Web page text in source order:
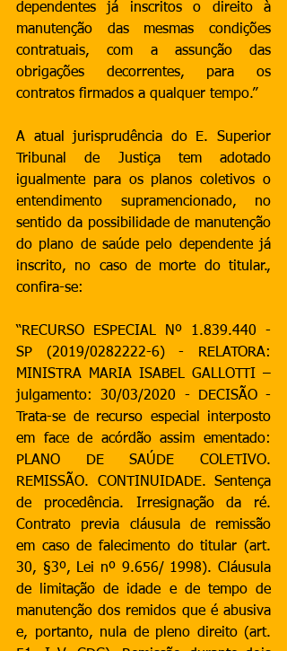
dependentes já inscritos o direito à
manutenção das mesmas condições
contratuais, com a assunção das
obrigações decorrentes, para os
contratos firmados a qualquer tempo.”
A atual jurisprudência do E. Superior
Tribunal de Justiça tem adotado
igualmente para os planos coletivos o
entendimento supramencionado, no
sentido da possibilidade de manutenção
do plano de saúde pelo dependente já
inscrito, no caso de morte do titular.,
confira-se:
“RECURSO ESPECIAL Nº 1.839.440 -
SP (2019/0282222-6) - RELATORA:
MINISTRA MARIA ISABEL GALLOTTI –
julgamento: 30/03/2020 - DECISÃO -
Trata-se de recurso especial interposto
em face de acórdão assim ementado:
PLANO DE SAÚDE COLETIVO.
REMISSÃO. CONTINUIDADE. Sentença
de procedência. Irresignação da ré.
Contrato previa cláusula de remissão
em caso de falecimento do titular (art.
30, §3º, Lei nº 9.656/ 1998). Cláusula
de limitação de idade e de tempo de
manutenção dos remidos que é abusiva
e, portanto, nula de pleno direito (art.